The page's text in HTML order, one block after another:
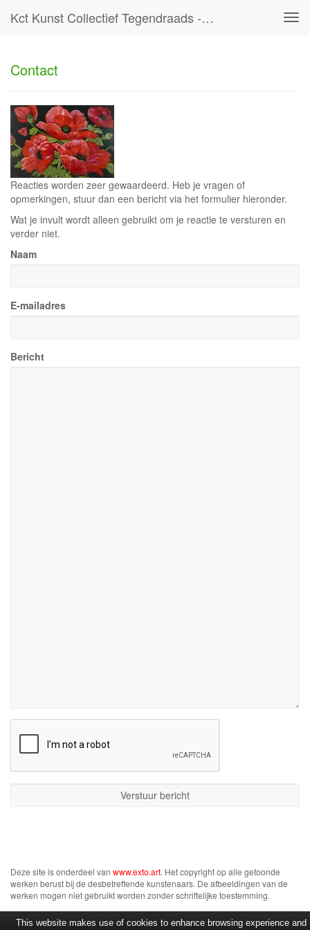
Kct Kunst Collectief Tegendraads - Reageer
Contact
Reacties worden zeer gewaardeerd. Heb je vragen of
opmerkingen, stuur dan een bericht via het formulier hieronder.
Wat je invult wordt alleen gebruikt om je reactie te versturen en
verder niet.
Naam
E-mailadres
Bericht
Deze site is onderdeel van www.exto.art. Het copyright op alle getoonde
werken berust bij de desbetreffende kunstenaars. De afbeeldingen van de
werken mogen niet gebruikt worden zonder schriftelijke toestemming.
This website makes use of cookies to enhance browsing experience and